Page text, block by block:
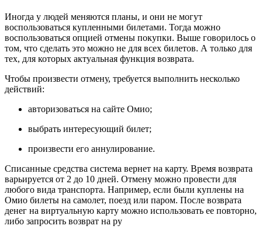
Иногда у людей меняются планы, и они не могут
воспользоваться купленными билетами. Тогда можно
воспользоваться опцией отмены покупки. Выше говорилось о
том, что сделать это можно не для всех билетов. А только для
тех, для которых актуальная функция возврата.
Чтобы произвести отмену, требуется выполнить несколько
действий:
авторизоваться на сайте Омио;
выбрать интересующий билет;
произвести его аннулирование.
Списанные средства система вернет на карту. Время возврата
варьируется от 2 до 10 дней. Отмену можно провести для
любого вида транспорта. Например, если были куплены на
Омио билеты на самолет, поезд или паром. После возврата
денег на виртуальную карту можно использовать ее повторно,
либо запросить возврат на ру